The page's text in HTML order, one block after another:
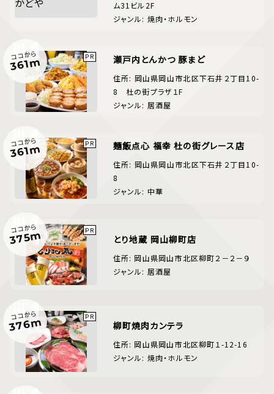
ム31ビル2F
ジャンル: 焼肉・ホルモン
ココから
361m 瀬戸内とんかつ 豚まど
住所: 岡山県岡山市北区下石井２丁目10-
8 杜の街プラザ１F
ジャンル: 居酒屋
ココから
361m 麺飯点心 福幸 杜の街グレース店
住所: 岡山県岡山市北区下石井２丁目10-
8
ジャンル: 中華
ココから
375m とり地蔵 岡山柳町店
住所: 岡山県岡山市北区柳町２－２－９
ジャンル: 居酒屋
ココから
376m 柳町焼肉カンテラ
住所: 岡山県岡山市北区柳町１-12-16
ジャンル: 焼肉・ホルモン